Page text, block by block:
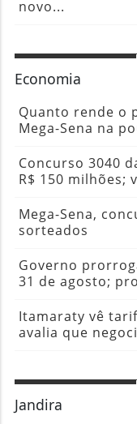
novo...
Economia
Quanto rende o
Mega-Sena na
Concurso 3040
R$ 150 milhões;
Mega-Sena,
sorteados
Governo
31 de agosto;
Itamaraty vê
avalia que
Jandira